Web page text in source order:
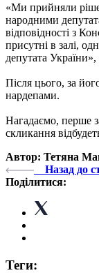
«Ми прийняли
народними
відповідності з
присутні в залі,
депутата України»,
Після цього, за
нардепами.
Нагадаємо, перше
скликання
Автор: Тетяна
Назад до
Поділитися:
Теги: